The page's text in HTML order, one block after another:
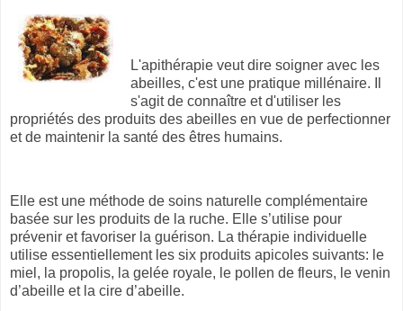
L'apithérapie veut dire soigner avec les
abeilles, c'est une pratique millénaire. Il
s'agit de connaître et d'utiliser les
propriétés des produits des abeilles en vue de perfectionner
et de maintenir la santé des êtres humains.
Elle est une méthode de soins naturelle complémentaire
basée sur les produits de la ruche. Elle s’utilise pour
prévenir et favoriser la guérison. La thérapie individuelle
utilise essentiellement les six produits apicoles suivants: le
miel, la propolis, la gelée royale, le pollen de fleurs, le venin
d’abeille et la cire d’abeille.